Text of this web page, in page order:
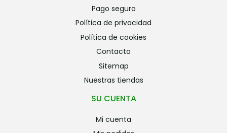
pago seguro
política de privacidad
política de cookies
contacto
sitemap
nuestras tiendas
SU CUENTA
mi cuenta